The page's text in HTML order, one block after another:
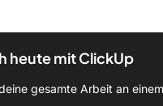
heute mit ClickUp
gesamte Arbeit an